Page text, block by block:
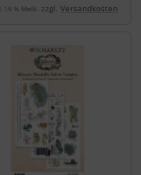
19 % MwSt. zzgl. Versandkosten